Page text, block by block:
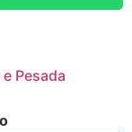
Pesada